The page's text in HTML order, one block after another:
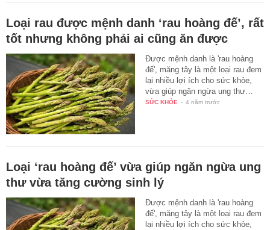
Loại rau được mệnh danh ‘rau hoàng đế’, rất
tốt nhưng không phải ai cũng ăn được
Được mệnh danh là 'rau hoàng
đế', măng tây là một loại rau đem
lại nhiều lợi ích cho sức khỏe,
vừa giúp ngăn ngừa ung thư…
SỨC KHỎE - 4 năm trước
Loại ‘rau hoàng đế’ vừa giúp ngăn ngừa ung
thư vừa tăng cường sinh lý
Được mệnh danh là 'rau hoàng
đế', măng tây là một loại rau đem
lại nhiều lợi ích cho sức khỏe,